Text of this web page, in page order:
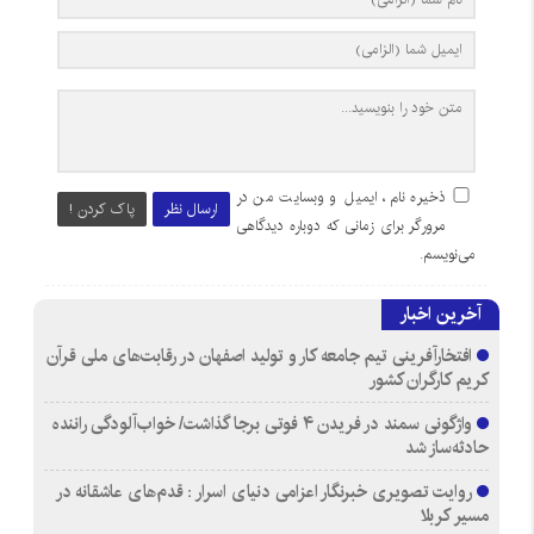
ارسال نظر پاک کردن !
ذخیره نام، ایمیل و وبسایت من در
مرورگر برای زمانی که دوباره دیدگاهی
می‌نویسم.
آخرین اخبار
افتخارآفرینی تیم جامعه کار و تولید اصفهان در رقابت‌های ملی قرآن
کریم کارگران کشور
واژگونی سمند در فریدن ۴ فوتی برجا گذاشت/ خواب‌آلودگی راننده
حادثه‌ساز شد
روایت تصویری خبرنگار اعزامی دنیای اسرار : قدم‌های عاشقانه در
مسیر کربلا